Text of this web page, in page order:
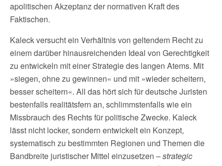
apolitischen Akzeptanz der normativen Kraft des
Faktischen.
Kaleck versucht ein Verhältnis von geltendem Recht zu
einem darüber hinausreichenden Ideal von Gerechtigkeit
zu entwickeln mit einer Strategie des langen Atems. Mit
»siegen, ohne zu gewinnen« und mit »wieder scheitern,
besser scheitern«. All das hört sich für deutsche Juristen
bestenfalls realitätsfern an, schlimmstenfalls wie ein
Missbrauch des Rechts für politische Zwecke. Kaleck
lässt nicht locker, sondern entwickelt ein Konzept,
systematisch zu bestimmten Regionen und Themen die
Bandbreite juristischer Mittel einzusetzen –strategic